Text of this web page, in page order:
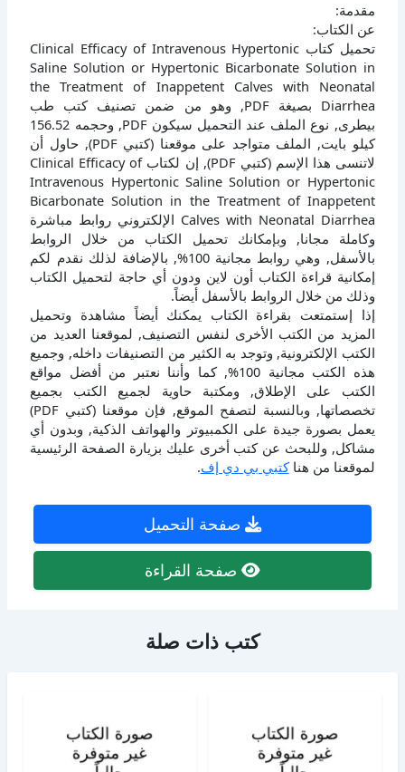
مقدمة:
عن الكتاب:
تحميل كتاب Clinical Efficacy of Intravenous Hypertonic
Saline Solution or Hypertonic Bicarbonate Solution in
the Treatment of Inappetent Calves with Neonatal
Diarrhea بصيغة PDF, وهو من ضمن تصنيف كتب طب
بيطرى, نوع الملف عند التحميل سيكون PDF, وحجمه 156.52
كيلو بايت, الملف متواجد على موقعنا (كتبي PDF), حاول أن
لاتنسى هذا الإسم (كتبي PDF), إن لكتاب Clinical Efficacy of
Intravenous Hypertonic Saline Solution or Hypertonic
Bicarbonate Solution in the Treatment of Inappetent
Calves with Neonatal Diarrhea الإلكتروني روابط مباشرة
وكاملة مجانا, وبإمكانك تحميل الكتاب من خلال الروابط
بالأسفل, وهي روابط مجانية 100%, بالإضافة لذلك نقدم لكم
إمكانية قراءة الكتاب أون لاين ودون أي حاجة لتحميل الكتاب
وذلك من خلال الروابط بالأسفل أيضاً.
إذا إستمتعت بقراءة الكتاب يمكنك أيضاً مشاهدة وتحميل
المزيد من الكتب الأخرى لنفس التصنيف, لموقعنا العديد من
الكتب الإلكترونية, وتوجد به الكثير من التصنيفات داخله, وجميع
هذه الكتب مجانية 100%, كما وأننا نعتبر من أفضل مواقع
الكتب على الإطلاق, ومكتبة حاوية لجميع الكتب بجميع
تخصصاتها, وبالنسبة لتصفح الموقع, فإن موقعنا (كتبي PDF)
يعمل بصورة جيدة على الكمبيوتر والهواتف الذكية, وبدون أي
مشاكل, وللبحث عن كتب أخرى عليك بزيارة الصفحة الرئيسية
لموقعنا من هناكتبي بي دي إف.
صفحة التحميل
صفحة القراءة
كتب ذات صلة